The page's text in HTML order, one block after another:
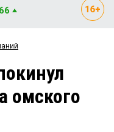
Рейтинги
Блогиомского